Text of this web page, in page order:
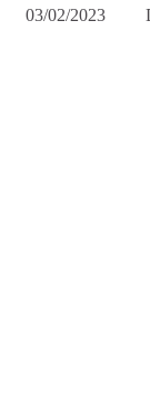
03/02/2023